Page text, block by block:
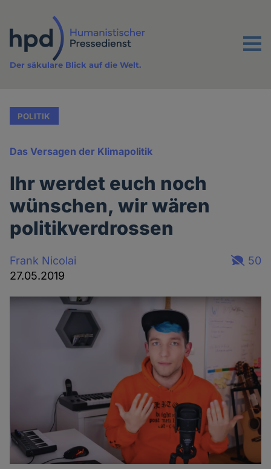
Inhalt
Menu
Der säkulare Blick auf die Welt.
POLITIK
Das Versagen der Klimapolitik
Ihr werdet euch noch
wünschen, wir wären
politikverdrossen
Frank Nicolai
27.05.2019
50